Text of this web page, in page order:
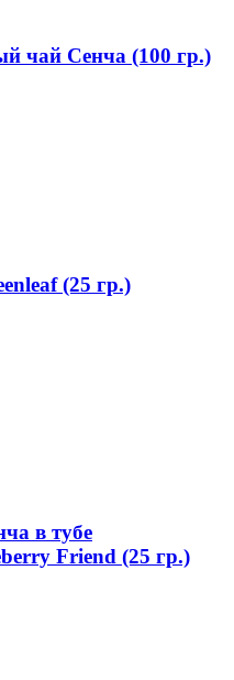
чай Сенча (100 гр.)
(25 гр.)
в тубе
Friend (25 гр.)